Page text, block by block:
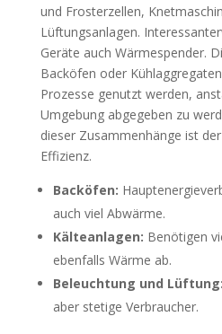
und Frosterzellen,
Lüftungsanlagen.
Geräte auch Wärmespender.
Backöfen oder
Prozesse genutzt werden,
Umgebung abgegeben zu
dieser Zusammenhänge ist
Effizienz.
Backöfen:
auch viel Abwärme.
Kälteanlagen: Benötigen
ebenfalls Wärme ab.
Beleuchtung und Lüftung:
aber stetige Verbraucher.